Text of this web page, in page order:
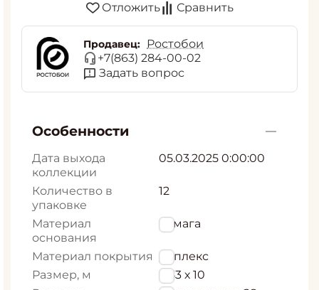
Отложить Сравнить
Продавец:
Ростобои
+7(863) 284-00-02
Задать вопрос
Особенности
Дата выхода
коллекции
05.03.2025 0:00:00
Количество в
упаковке
12
Материал
основания
бумага
Материал покрытия Дуплекс
Размер, м
0,53 х 10